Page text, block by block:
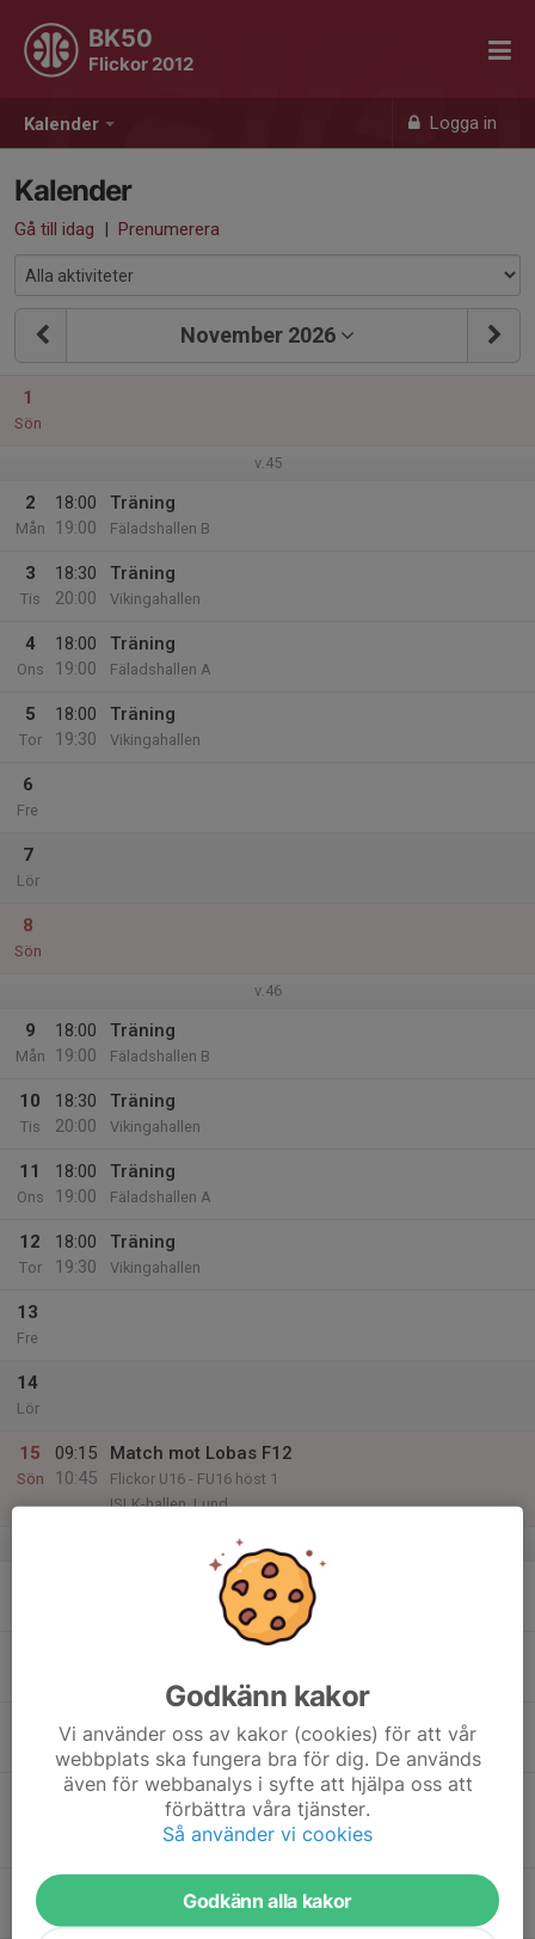
Kalender Logga in
BK50
Flickor 2012
Kalender
Gå till idag | Prenumerera
November 2026
1
Sön
v.45
2
Mån
18:00
19:00
Träning
Fäladshallen B
3
Tis
18:30
20:00
Träning
Vikingahallen
4
Ons
18:00
19:00
Träning
Fäladshallen A
5
Tor
18:00
19:30
Träning
Vikingahallen
6
Fre
7
Lör
8
Sön
v.46
9
Mån
18:00
19:00
Träning
Fäladshallen B
10
Tis
18:30
20:00
Träning
Vikingahallen
11
Ons
18:00
19:00
Träning
Fäladshallen A
12
Tor
18:00
19:30
Träning
Vikingahallen
13
Fre
14
Lör
15
Sön
09:15
10:45
Match mot Lobas F12
Flickor U16 - FU16 höst 1
ISLK-hallen, Lund
v.47
18:00
19:00
Träning
Fäladshallen A
19:15
Match mot IK Eos Lund F11
Flickor U16 - FU16 höst 1
Eoshallen A, Lund
19
Tor
Godkänn kakor
Vi använder oss av kakor (cookies) för att vår
webbplats ska fungera bra för dig. De används
även för webbanalys i syfte att hjälpa oss att
förbättra våra tjänster.
Så använder vi cookies
Godkänn alla kakor